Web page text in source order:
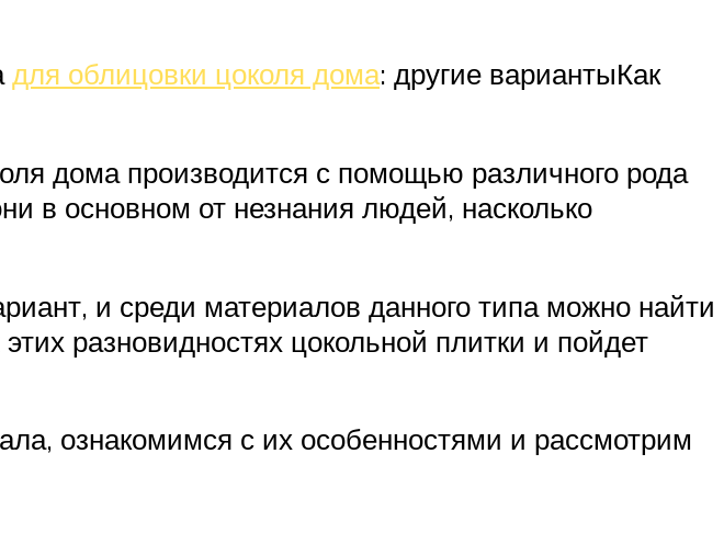
для облицовки цоколя дома: другие вариантыКак
дома производится с помощью различного рода
в основном от незнания людей, насколько
и среди материалов данного типа можно найти
разновидностях цокольной плитки и пойдет
ознакомимся с их особенностями и рассмотрим